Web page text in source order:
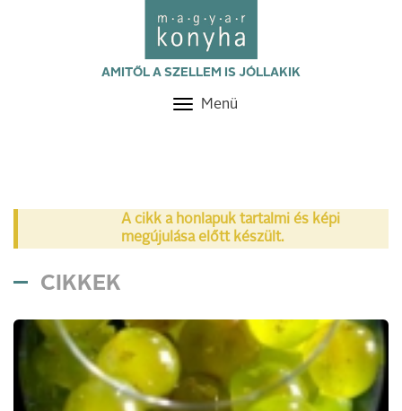
AMITŐL A SZELLEM IS JÓLLAKIK
Toggle
Menü
A cikk a honlapuk tartalmi és képi
megújulása előtt készült.
CIKKEK